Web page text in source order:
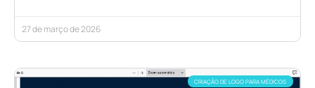
27 de março de 2026
CRIAÇÃO DE LOGO PARA MÉDICOS